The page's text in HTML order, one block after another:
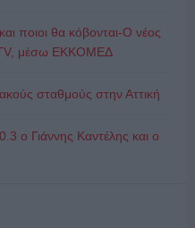
ποιοι θα κόβονται-Ο νέος
TV, μέσω ΕΚΚΟΜΕΔ
σταθμούς στην Αττική
ο Γιάννης Καντέλης και ο